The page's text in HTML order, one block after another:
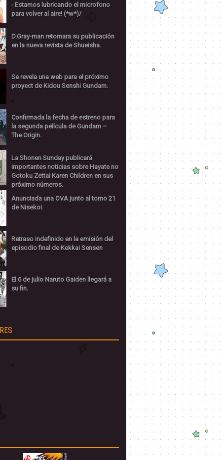
- Estamos lubricando el microfono
para volver al aire! (*w*)/
D.Gray-man retomara su publicación
en la nueva revista de Shueisha.
Se revela una web para el próximo
proyect de Kidou Senshi Gundam.
Confirmada la fecha de estreno para
la segunda película de Gundam –
The Origin.
La Shonen Sunday publicará
importantes noticias sobre Hayate no
Gotoku Zettai Karen Children en sus
próximo números.
Anunciada una OVA junto al tomo 21
de Nisekoi.
Retraso indefinido en la emisión del
episodio final de Kekkai Sensen
El 6 de julio Naruto Gaiden llegará a
su fin.